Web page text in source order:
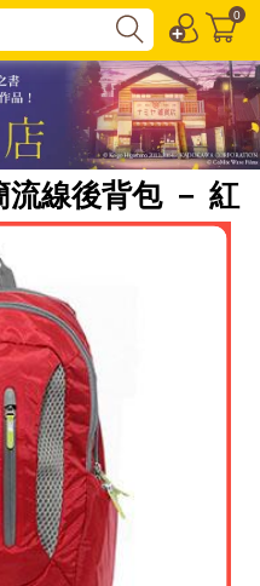
0
線後背包 － 紅